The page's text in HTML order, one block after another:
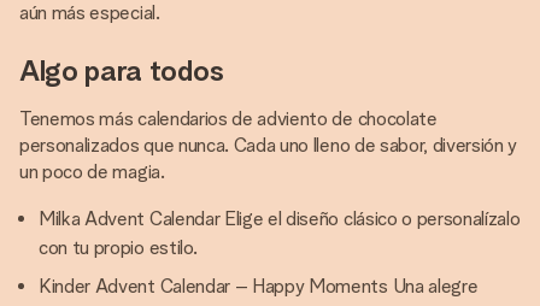
aún más especial.
Algo para todos
Tenemos más calendarios de adviento de chocolate
personalizados que nunca. Cada uno lleno de sabor, diversión y
un poco de magia.
Milka Advent Calendar Elige el diseño clásico o personalízalo
con tu propio estilo.
Kinder Advent Calendar – Happy Moments Una alegre